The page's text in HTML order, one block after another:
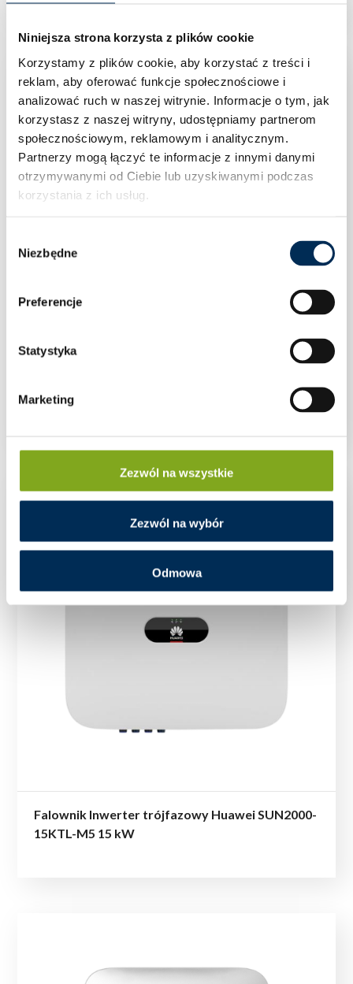
Niniejsza strona korzysta z plików cookie
Korzystamy z plików cookie, aby korzystać z treści i
reklam, aby oferować funkcje społecznościowe i
analizować ruch w naszej witrynie. Informacje o tym, jak
korzystasz z naszej witryny, udostępniamy partnerom
społecznościowym, reklamowym i analitycznym.
Partnerzy mogą łączyć te informacje z innymi danymi
otrzymywanymi od Ciebie lub uzyskiwanymi podczas
korzystania z ich usług.
zgody
Niezbędne
Preferencje
Statystyka
Marketing
Zezwól na wszystkie
Zezwól na wybór
Odmowa
Falownik Inwerter FoxESS T4-G3 4 kW GD470
Falownik Inwerter trójfazowy Huawei SUN2000-
15KTL-M5 15 kW